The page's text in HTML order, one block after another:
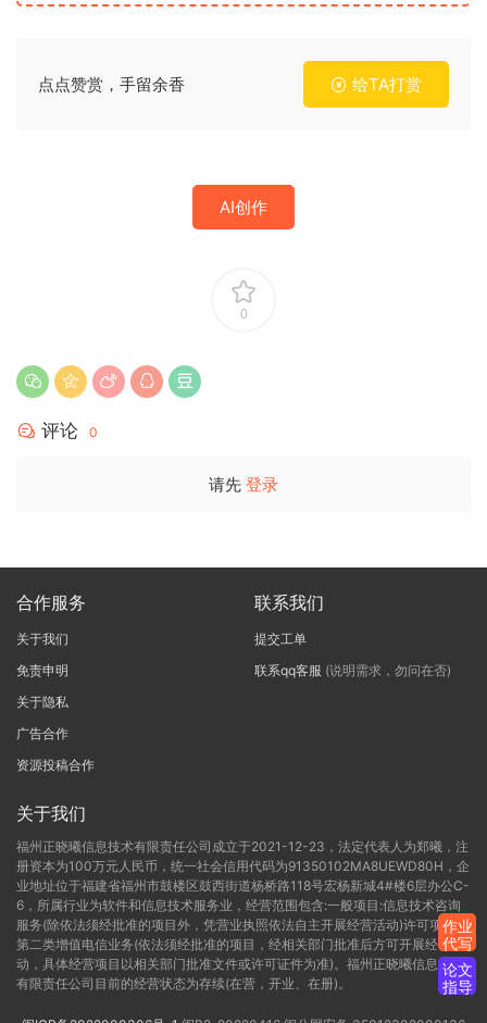
点点赞赏，手留余香 给TA打赏
AI创作
0
评论 0
请先 登录
合作服务
关于我们
免责申明
关于隐私
广告合作
资源投稿合作
联系我们
提交工单
联系qq客服 (说明需求，勿问在否)
关于我们
福州正晓曦信息技术有限责任公司成立于2021-12-23，法定代表人为郑曦，注
册资本为100万元人民币，统一社会信用代码为91350102MA8UEWD80H，企
业地址位于福建省福州市鼓楼区鼓西街道杨桥路118号宏杨新城4#楼6层办公C-
6，所属行业为软件和信息技术服务业，经营范围包含:一般项目:信息技术咨询
服务(除依法须经批准的项目外，凭营业执照依法自主开展经营活动)许可项目:
第二类增值电信业务(依法须经批准的项目，经相关部门批准后方可开展经营活
动，具体经营项目以相关部门批准文件或许可证件为准)。福州正晓曦信息技术
有限责任公司目前的经营状态为存续(在营，开业、在册)。
作业
代写
论文
指导